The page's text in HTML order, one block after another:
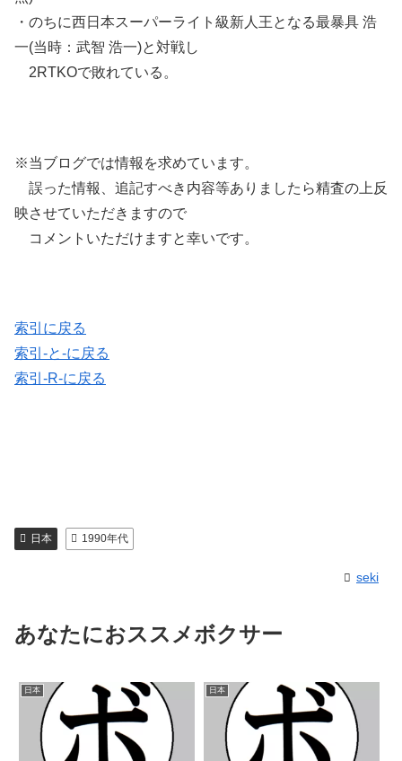
・のちに西日本スーパーライト級新人王となる最暴具 浩
一(当時：武智 浩一)と対戦し
2RTKOで敗れている。
※当ブログでは情報を求めています。
誤った情報、追記すべき内容等ありましたら精査の上反
映させていただきますので
コメントいただけますと幸いです。
索引に戻る
索引-と-に戻る
索引-R-に戻る
日本 1990年代
seki
あなたにおススメボクサー
日本 日本